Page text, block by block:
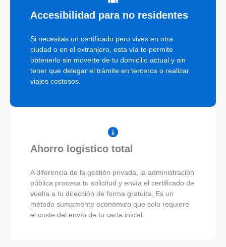
Accesibilidad para no residentes
Si necesitas un certificado pero vives en otra
ciudad o en el extranjero, esta vía te permite
obtenerlo sin moverte de tu domicilio actual y sin
tener que delegar el trámite en terceros o realizar
viajes costosos.
Ahorro logístico total
A diferencia de la gestión privada, la administración
pública procesa tu solicitud y envía el certificado de
vuelta a tu dirección de forma gratuita. Es un
método sumamente económico que solo requiere
el coste del envío de tu carta inicial.